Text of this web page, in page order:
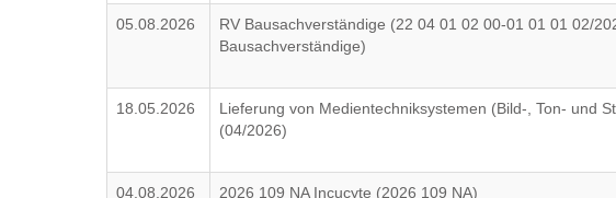
05.08.2026
RV Bausachverständige (22 04 01 02 00-01 01 01 02/
Bausachverständige)
18.05.2026
Lieferung von Medientechniksystemen (Bild-, Ton- und
(04/2026)
04.08.2026 2026 109 NA Incucyte (2026 109 NA)